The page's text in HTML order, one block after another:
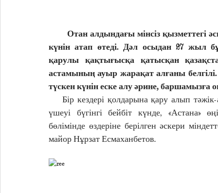
күнін атап өтеді. Дәл осыдан 27 жыл
қарулы қақтығысқа қатысқан
астамының ауыр жарақат алғаны
түскен күнін еске алу әрине, баршамызға
үшеуі бүгінгі бейбіт күнде,
«Астана»
бөлімінде өздеріне берілген әскери
майор Нұрзат Есмаханбетов.